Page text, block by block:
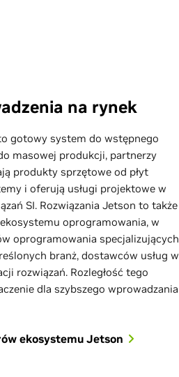
na rynek
gotowy system do wstępnego
masowej produkcji, partnerzy
produkty sprzętowe od płyt
i oferują usługi projektowe w
SI. Rozwiązania Jetson to także
oprogramowania, w
oprogramowania specjalizujących
branż, dostawców usług w
rozwiązań. Rozległość tego
dla szybszego wprowadzania
ekosystemu Jetson